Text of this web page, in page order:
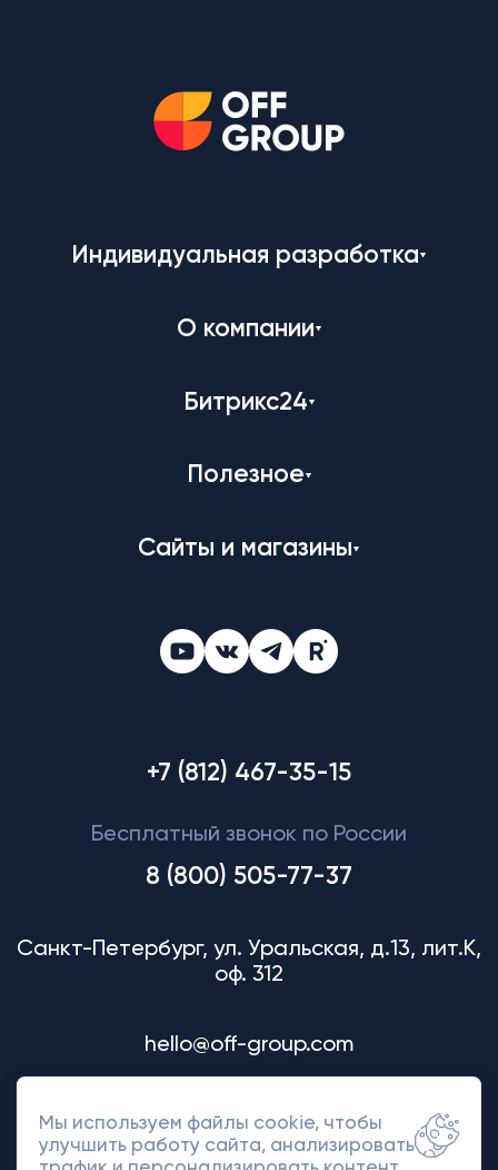
Индивидуальная разработка
О компании
Битрикс24
Полезное
Сайты и магазины
+7 (812) 467-35-15
Бесплатный звонок по России
8 (800) 505-77-37
Санкт-Петербург, ул. Уральская, д.13, лит.К,
оф. 312
hello@off-group.com
Мы используем файлы cookie, чтобы
улучшить работу сайта, анализировать